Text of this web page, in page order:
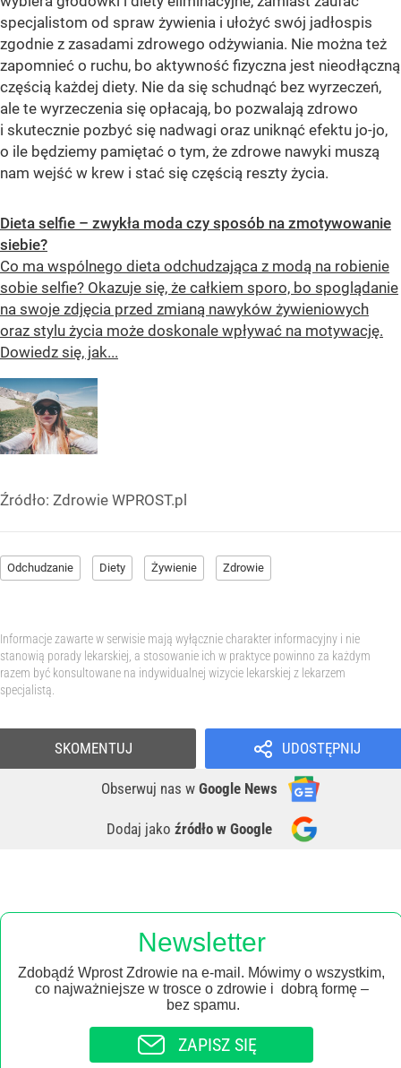
specjalistom od spraw żywienia i ułożyć swój jadłospis
zgodnie z zasadami zdrowego odżywiania. Nie można też
zapomnieć o ruchu, bo aktywność fizyczna jest nieodłączną
częścią każdej diety. Nie da się schudnąć bez wyrzeczeń,
ale te wyrzeczenia się opłacają, bo pozwalają zdrowo
i skutecznie pozbyć się nadwagi oraz uniknąć efektu jo-jo,
o ile będziemy pamiętać o tym, że zdrowe nawyki muszą
nam wejść w krew i stać się częścią reszty życia.
Dieta selfie – zwykła moda czy sposób na zmotywowanie
siebie?
Co ma wspólnego dieta odchudzająca z modą na robienie
sobie selfie? Okazuje się, że całkiem sporo, bo spoglądanie
na swoje zdjęcia przed zmianą nawyków żywieniowych
oraz stylu życia może doskonale wpływać na motywację.
Dowiedz się, jak...
Źródło: Zdrowie WPROST.pl
Odchudzanie Diety Żywienie Zdrowie
Informacje zawarte w serwisie mają wyłącznie charakter informacyjny i nie
stanowią porady lekarskiej, a stosowanie ich w praktyce powinno za każdym
razem być konsultowane na indywidualnej wizycie lekarskiej z lekarzem
specjalistą.
UDOSTĘPNIJ
Obserwuj nas w Google News
Dodaj jako źródło w Google
SKOMENTUJ
Newsletter
Zdobądź Wprost Zdrowie na e-mail. Mówimy o wszystkim,
co najważniejsze w trosce o zdrowie i dobrą formę –
bez spamu.
ZAPISZ SIĘ